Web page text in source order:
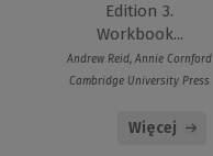
Edition 3.
Workbook...
Andrew Reid, Annie Cornford
Cambridge University Press
Więcej